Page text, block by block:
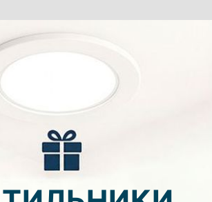
И ТРЕТИЙ
ПОТОЛОК
В ПОДАРОК!
акции: